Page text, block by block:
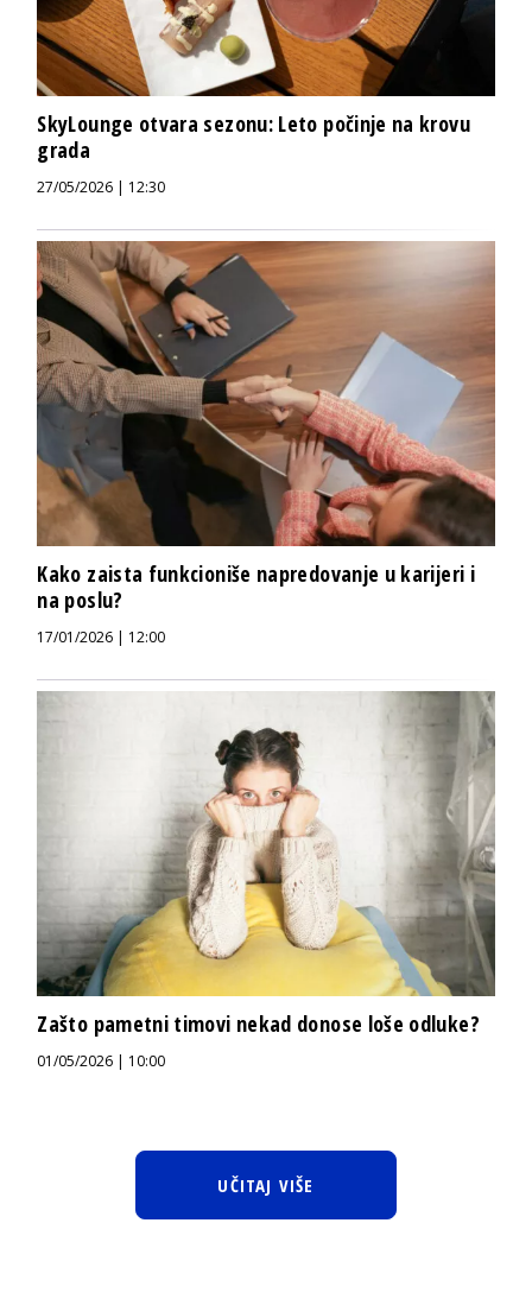
SkyLounge otvara sezonu: Leto počinje na krovu
grada
27/05/2026 | 12:30
Kako zaista funkcioniše napredovanje u karijeri i
na poslu?
17/01/2026 | 12:00
Zašto pametni timovi nekad donose loše odluke?
01/05/2026 | 10:00
UČITAJ VIŠE